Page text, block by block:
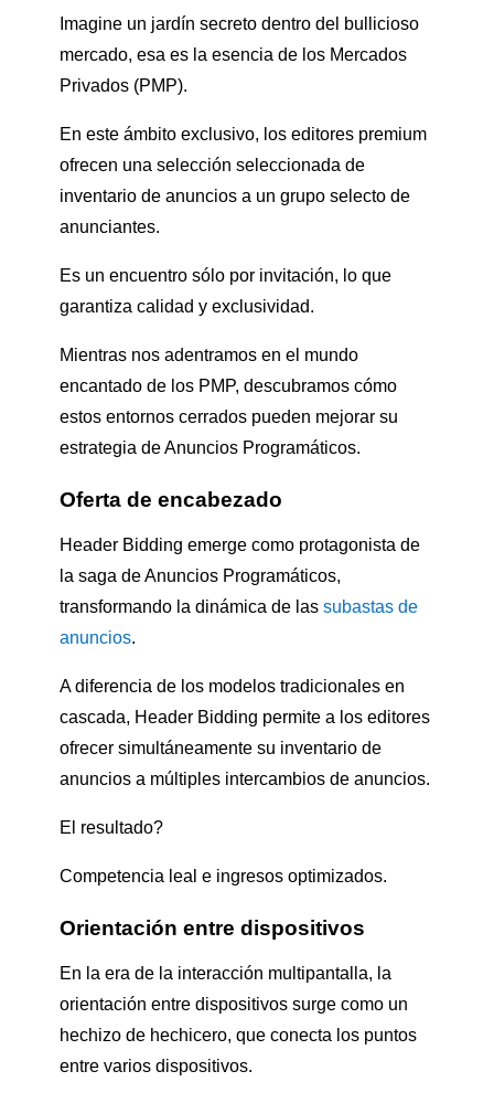
Imagine un jardín secreto dentro del bullicioso
mercado, esa es la esencia de los Mercados
Privados (PMP).
En este ámbito exclusivo, los editores premium
ofrecen una selección seleccionada de
inventario de anuncios a un grupo selecto de
anunciantes.
Es un encuentro sólo por invitación, lo que
garantiza calidad y exclusividad.
Mientras nos adentramos en el mundo
encantado de los PMP, descubramos cómo
estos entornos cerrados pueden mejorar su
estrategia de Anuncios Programáticos.
Oferta de encabezado
Header Bidding emerge como protagonista de
la saga de Anuncios Programáticos,
transformando la dinámica de las subastas de
anuncios.
A diferencia de los modelos tradicionales en
cascada, Header Bidding permite a los editores
ofrecer simultáneamente su inventario de
anuncios a múltiples intercambios de anuncios.
El resultado?
Competencia leal e ingresos optimizados.
Orientación entre dispositivos
En la era de la interacción multipantalla, la
orientación entre dispositivos surge como un
hechizo de hechicero, que conecta los puntos
entre varios dispositivos.